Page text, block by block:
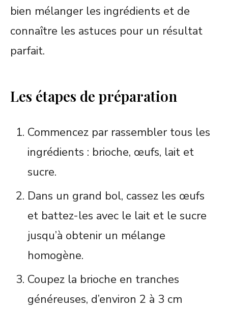
bien mélanger les ingrédients et de
connaître les astuces pour un résultat
parfait.
Les étapes de préparation
Commencez par rassembler tous les
ingrédients : brioche, œufs, lait et
sucre.
Dans un grand bol, cassez les œufs
et battez-les avec le lait et le sucre
jusqu’à obtenir un mélange
homogène.
Coupez la brioche en tranches
généreuses, d’environ 2 à 3 cm